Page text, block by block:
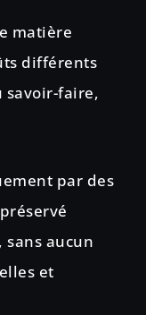
matière
différents
savoir-faire,
par des
aucun
et